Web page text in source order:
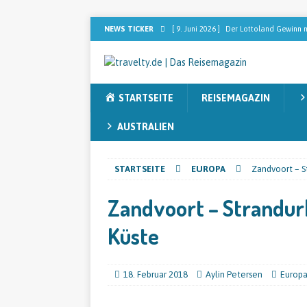
NEWS TICKER [ 9. Juni 2026 ] Der Lottoland Gewinn
[ 2. Februar 2026 ] [ANZEIGE]
nach dem perfekten Blend sucht
[ 12. November 2025 ] Australien
STARTSEITE REISEMAGAZIN
AUSTRALIEN
STARTSEITE EUROPA Zandvoort –
Zandvoort –
Küste
18. Februar 2018 Aylin Petersen Europa